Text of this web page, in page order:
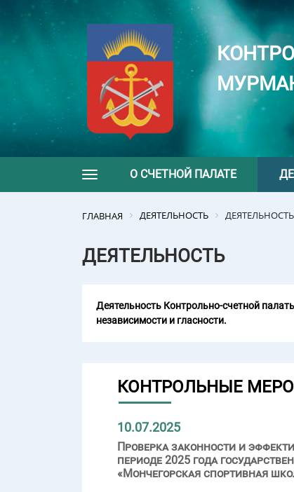
Toggle navigation
О СЧЕТНОЙ ПАЛАТЕ
ГЛАВНАЯ ДЕЯТЕЛЬНОСТЬ
ДЕЯТЕЛЬНОСТЬ
Деятельность Контрольно-счетной
независимости и гласности.
КОНТРОЛЬНЫЕ
10.07.2025
Проверка законности и
периоде 2025 года
«Мончегорская спортивная